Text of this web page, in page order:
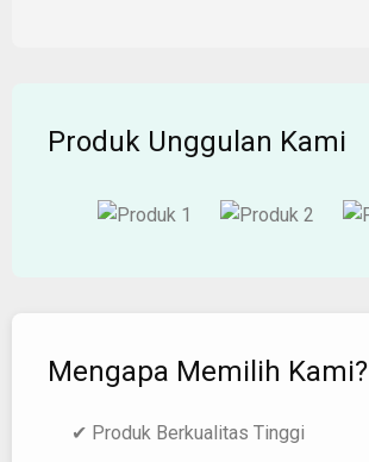
Produk Unggulan Kami
Mengapa Memilih Kami?
✔ Produk Berkualitas Tinggi